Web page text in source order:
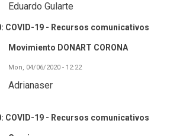
Eduardo Gularte
COVID-19 - Recursos comunicativos
Movimiento DONART CORONA
Mon, 04/06/2020 - 12:22
Adrianaser
COVID-19 - Recursos comunicativos